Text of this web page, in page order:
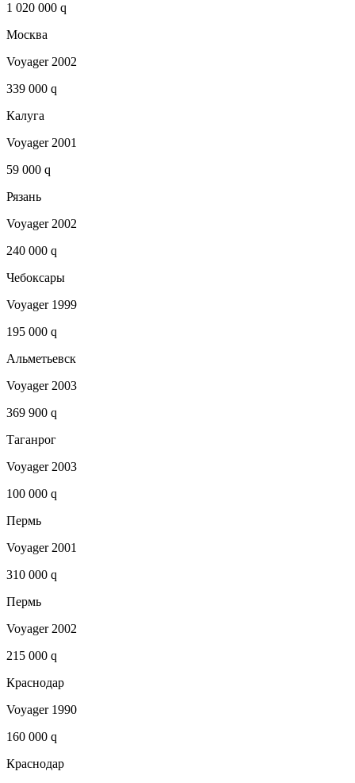
1 020 000 q
Москва
Voyager 2002
339 000 q
Калуга
Voyager 2001
59 000 q
Рязань
Voyager 2002
240 000 q
Чебоксары
Voyager 1999
195 000 q
Альметьевск
Voyager 2003
369 900 q
Таганрог
Voyager 2003
100 000 q
Пермь
Voyager 2001
310 000 q
Пермь
Voyager 2002
215 000 q
Краснодар
Voyager 1990
160 000 q
Краснодар